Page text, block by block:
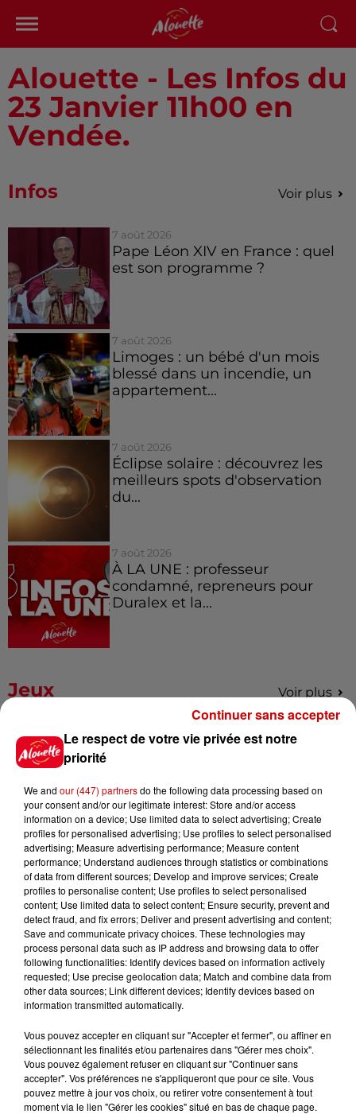
Alouette - Les Infos du
23 Janvier 11h00 en
Vendée.
Infos Voir plus
7 août 2026
Pape Léon XIV en France : quel
est son programme ?
7 août 2026
Limoges : un bébé d'un mois
blessé dans un incendie, un
appartement...
7 août 2026
Éclipse solaire : découvrez les
meilleurs spots d'observation
du...
7 août 2026
À LA UNE : professeur
condamné, repreneurs pour
Duralex et la...
Jeux Voir plus
Gagnez vos places pour le
festival Marché Gourmand 2026
Le Duel - Gagnez vos entrées
pour l'un des zoos de nos
régions !
Destination Vacances - Gagnez
votre séjour en famille au cœur
de la...
Destination Vacances : inscrivez-
vous !
Le respect de votre vie privée est notre
priorité
We and our (447) partnersdo the following data processing based on
your consent and/or our legitimate interest: Store and/or access
information on a device; Use limited data to select advertising; Create
profiles for personalised advertising; Use profiles to select personalised
advertising; Measure advertising performance; Measure content
performance; Understand audiences through statistics or combinations
of data from different sources; Develop and improve services; Create
profiles to personalise content; Use profiles to select personalised
content; Use limited data to select content; Ensure security, prevent and
detect fraud, and fix errors; Deliver and present advertising and content;
Save and communicate privacy choices. These technologies may
process personal data such as IP address and browsing data to offer
following functionalities: Identify devices based on information actively
requested; Use precise geolocation data; Match and combine data from
other data sources; Link different devices; Identify devices based on
information transmitted automatically.
Vous pouvez accepter en cliquant sur "Accepter et fermer", ou affiner en
sélectionnant les finalités et/ou partenaires dans "Gérer mes choix".
Vous pouvez également refuser en cliquant sur "Continuer sans
accepter". Vos préférences ne s'appliqueront que pour ce site. Vous
pouvez mettre à jour vos choix, ou retirer votre consentement à tout
moment via le lien "Gérer les cookies" situé en bas de chaque page.
Continuer sans accepter